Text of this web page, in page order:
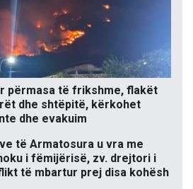
përmasa të frikshme, flakët
dhe shtëpitë, kërkohet
dhe evakuim
të Armatosura u vra me
i fëmijërisë, zv. drejtori i
të mbartur prej disa kohësh